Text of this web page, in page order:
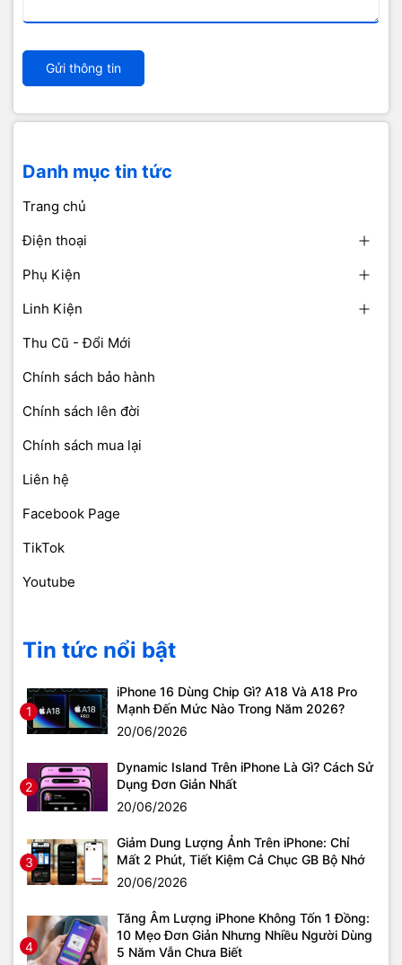
Gửi thông tin
Danh mục tin tức
Trang chủ
Điện thoại
Phụ Kiện
Linh Kiện
Thu Cũ - Đổi Mới
Chính sách bảo hành
Chính sách lên đời
Chính sách mua lại
Liên hệ
Facebook Page
TikTok
Youtube
Tin tức nổi bật
1
iPhone 16 Dùng Chip Gì? A18 Và A18 Pro
Mạnh Đến Mức Nào Trong Năm 2026?
20/06/2026
2
Dynamic Island Trên iPhone Là Gì? Cách Sử
Dụng Đơn Giản Nhất
20/06/2026
3
Giảm Dung Lượng Ảnh Trên iPhone: Chỉ
Mất 2 Phút, Tiết Kiệm Cả Chục GB Bộ Nhớ
20/06/2026
4
Tăng Âm Lượng iPhone Không Tốn 1 Đồng:
10 Mẹo Đơn Giản Nhưng Nhiều Người Dùng
5 Năm Vẫn Chưa Biết